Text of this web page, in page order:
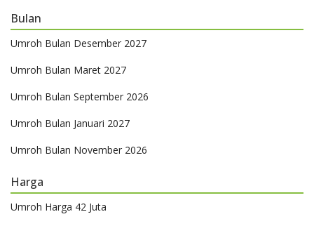
Bulan
Umroh Bulan Desember 2027
Umroh Bulan Maret 2027
Umroh Bulan September 2026
Umroh Bulan Januari 2027
Umroh Bulan November 2026
Harga
Umroh Harga 42 Juta